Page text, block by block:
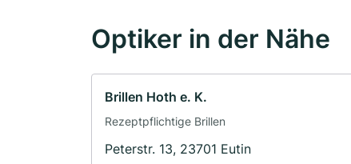
Optiker in der Nähe
Brillen Hoth e. K.
Rezeptpflichtige Brillen
Peterstr. 13, 23701 Eutin